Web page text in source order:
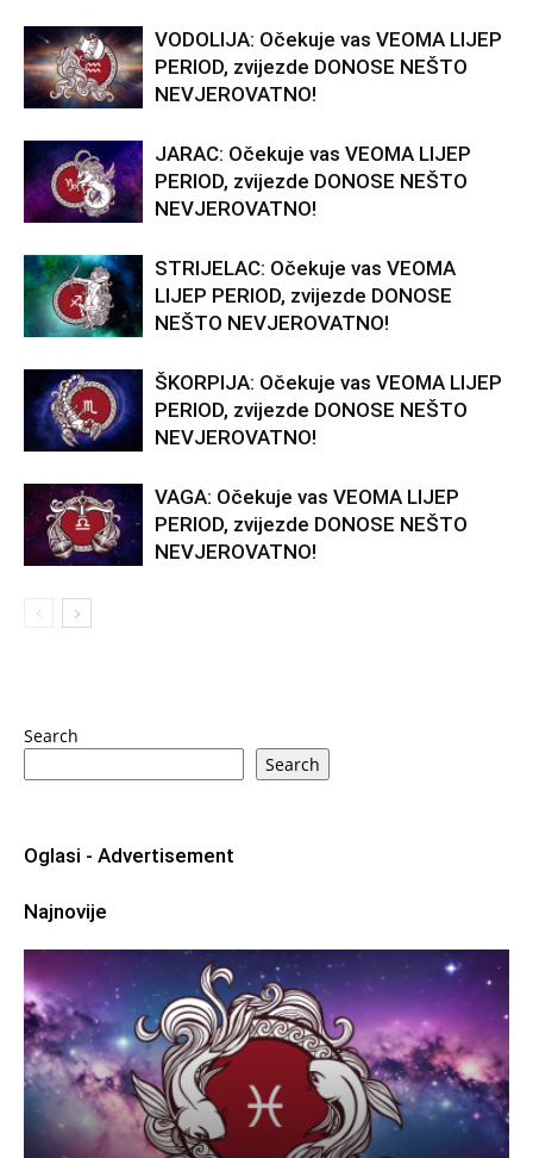
VODOLIJA: Očekuje vas VEOMA LIJEP
PERIOD, zvijezde DONOSE NEŠTO
NEVJEROVATNO!
JARAC: Očekuje vas VEOMA LIJEP
PERIOD, zvijezde DONOSE NEŠTO
NEVJEROVATNO!
STRIJELAC: Očekuje vas VEOMA
LIJEP PERIOD, zvijezde DONOSE
NEŠTO NEVJEROVATNO!
ŠKORPIJA: Očekuje vas VEOMA LIJEP
PERIOD, zvijezde DONOSE NEŠTO
NEVJEROVATNO!
VAGA: Očekuje vas VEOMA LIJEP
PERIOD, zvijezde DONOSE NEŠTO
NEVJEROVATNO!
Search
Search
Oglasi - Advertisement
Najnovije